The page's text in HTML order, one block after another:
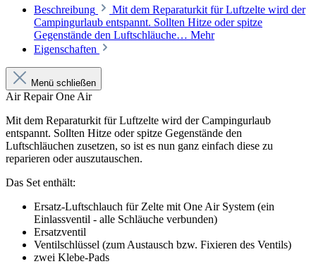
Beschreibung
Mit dem Reparaturkit für Luftzelte wird der
Campingurlaub entspannt. Sollten Hitze oder spitze
Gegenstände den Luftschläuche… Mehr
Eigenschaften
Menü schließen
Air Repair One Air
Mit dem Reparaturkit für Luftzelte wird der Campingurlaub
entspannt. Sollten Hitze oder spitze Gegenstände den
Luftschläuchen zusetzen, so ist es nun ganz einfach diese zu
reparieren oder auszutauschen.
Das Set enthält:
Ersatz-Luftschlauch für Zelte mit One Air System (ein
Einlassventil - alle Schläuche verbunden)
Ersatzventil
Ventilschlüssel (zum Austausch bzw. Fixieren des Ventils)
zwei Klebe-Pads